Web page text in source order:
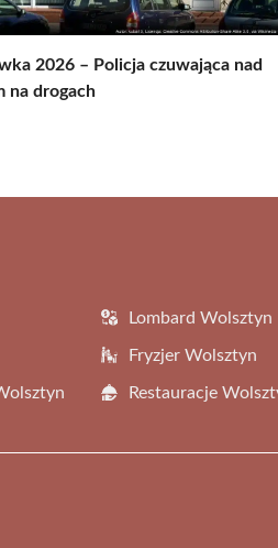
2026 – Policja czuwająca nad
na drogach
Lombard Wolsztyn
Fryzjer Wolsztyn
Restauracje